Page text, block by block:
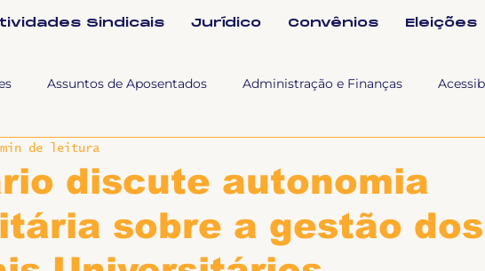
Sindicais Jurídico Convênios Eleições
Assuntos de Aposentados Administração e Finanças
Fala SINTET-UFU
Documentos Formação e Relações Sindicais Mundo
discute autonomia
sobre a gestão dos
de leitura